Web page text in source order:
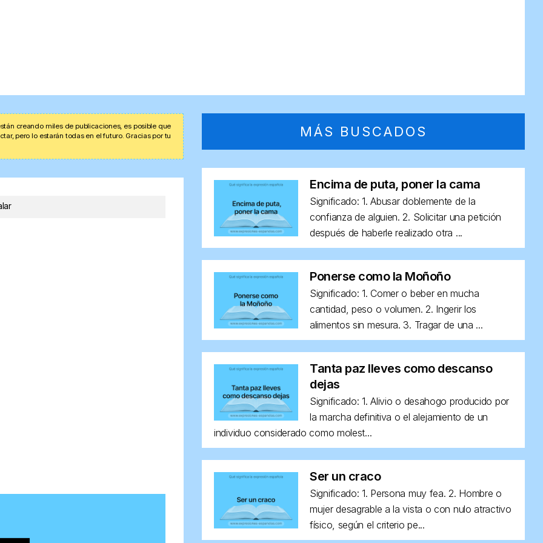
creando miles de publicaciones, es posible que
pero lo estarán todas en el futuro. Gracias por tu
MÁS BUSCADOS
Encima de puta, poner la cama
Significado: 1. Abusar doblemente de la
confianza de alguien. 2. Solicitar una petición
después de haberle realizado otra ...
Ponerse como la Moñoño
Significado: 1. Comer o beber en mucha
cantidad, peso o volumen. 2. Ingerir los
alimentos sin mesura. 3. Tragar de una ...
Tanta paz lleves como descanso
dejas
Significado: 1. Alivio o desahogo producido por
la marcha definitiva o el alejamiento de un
individuo considerado como molest...
Ser un craco
Significado: 1. Persona muy fea. 2. Hombre o
mujer desagrable a la vista o con nulo atractivo
físico, según el criterio pe...